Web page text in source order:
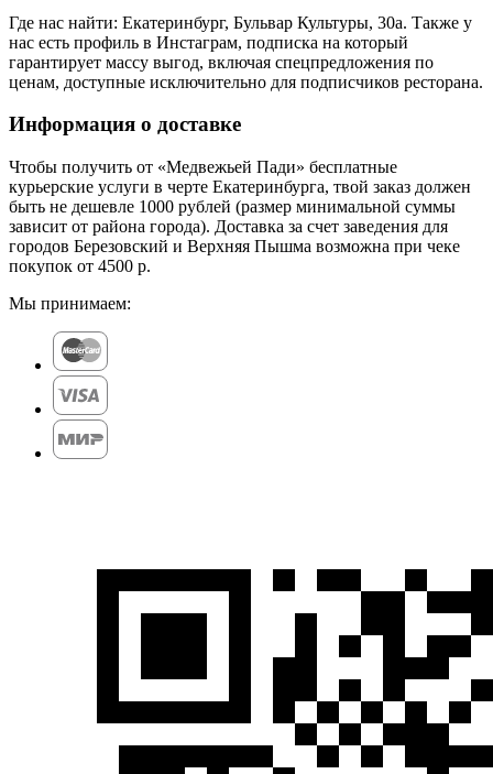
Где нас найти: Екатеринбург, Бульвар Культуры, 30а. Также у
нас есть профиль в Инстаграм, подписка на который
гарантирует массу выгод, включая спецпредложения по
ценам, доступные исключительно для подписчиков ресторана.
Информация о доставке
Чтобы получить от «Медвежьей Пади» бесплатные
курьерские услуги в черте Екатеринбурга, твой заказ должен
быть не дешевле 1000 рублей (размер минимальной суммы
зависит от района города). Доставка за счет заведения для
городов Березовский и Верхняя Пышма возможна при чеке
покупок от 4500 р.
Мы принимаем: